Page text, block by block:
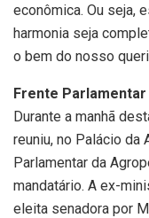
econômica. Ou seja,
harmonia seja
o bem do nosso
Frente
Durante a manhã
reuniu, no Palácio da
Parlamentar da
mandatário. A ex-
eleita senadora por